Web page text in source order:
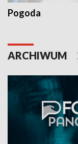
Pogoda
ARCHIWUM